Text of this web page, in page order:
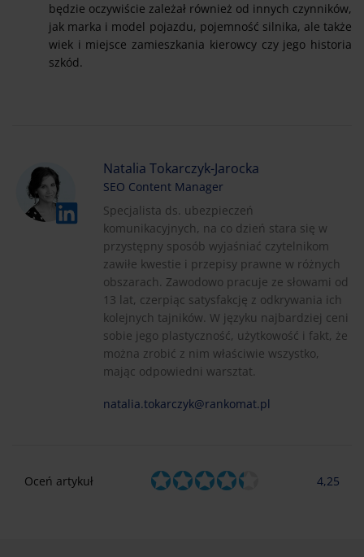
będzie oczywiście zależał również od innych czynników,
jak marka i model pojazdu, pojemność silnika, ale także
wiek i miejsce zamieszkania kierowcy czy jego historia
szkód.
Natalia Tokarczyk-Jarocka
SEO Content Manager
Specjalista ds. ubezpieczeń
komunikacyjnych, na co dzień stara się w
przystępny sposób wyjaśniać czytelnikom
zawiłe kwestie i przepisy prawne w różnych
obszarach. Zawodowo pracuje ze słowami od
13 lat, czerpiąc satysfakcję z odkrywania ich
kolejnych tajników. W języku najbardziej ceni
sobie jego plastyczność, użytkowość i fakt, że
można zrobić z nim właściwie wszystko,
mając odpowiedni warsztat.
natalia.tokarczyk@rankomat.pl
Oceń artykuł 4,25